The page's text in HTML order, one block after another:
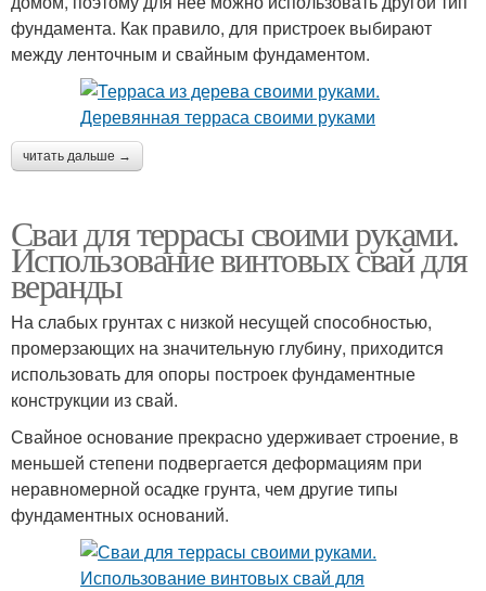
фундамента. Как правило, для пристроек выбирают
между ленточным и свайным фундаментом.
читать дальше →
Сваи для террасы своими руками.
Использование винтовых свай для
веранды
На слабых грунтах с низкой несущей способностью,
промерзающих на значительную глубину, приходится
использовать для опоры построек фундаментные
конструкции из свай.
Свайное основание прекрасно удерживает строение, в
меньшей степени подвергается деформациям при
неравномерной осадке грунта, чем другие типы
фундаментных оснований.